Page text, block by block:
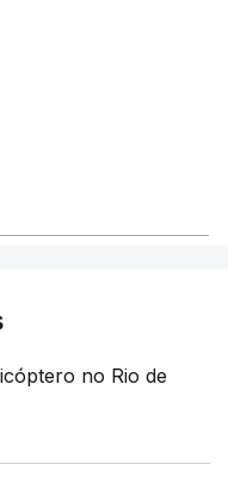
no Rio de